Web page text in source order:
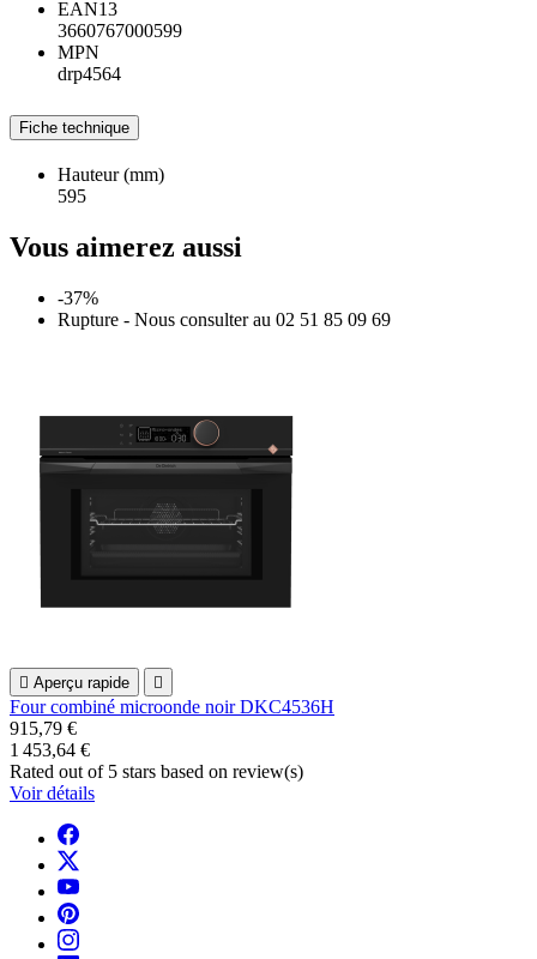
EAN13
3660767000599
MPN
drp4564
Fiche technique
Hauteur (mm)
595
Vous aimerez aussi
-37%
Rupture - Nous consulter au 02 51 85 09 69
 Aperçu rapide 
Four combiné microonde noir DKC4536H
915,79 €
1 453,64 €
Rated out of 5 stars based on review(s)
Voir détails